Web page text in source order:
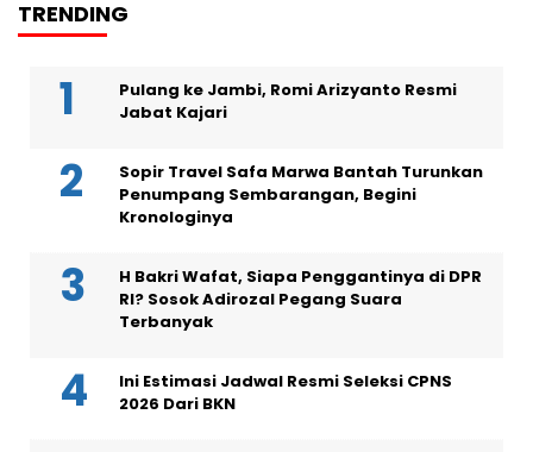
TRENDING
Pulang ke Jambi, Romi Arizyanto Resmi
Jabat Kajari
Sopir Travel Safa Marwa Bantah Turunkan
Penumpang Sembarangan, Begini
Kronologinya
H Bakri Wafat, Siapa Penggantinya di DPR
RI? Sosok Adirozal Pegang Suara
Terbanyak
Ini Estimasi Jadwal Resmi Seleksi CPNS
2026 Dari BKN